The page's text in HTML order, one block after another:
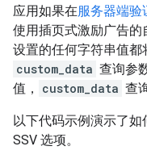
应用如果在服务器端验
使用插页式激励广告
设置的任何字符串值都
custom_data 查询参
值，
custom_data 查
以下代码示例演示了
SSV 选项。